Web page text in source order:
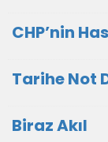
CHP’nin
Tarihe Not
Biraz Akıl